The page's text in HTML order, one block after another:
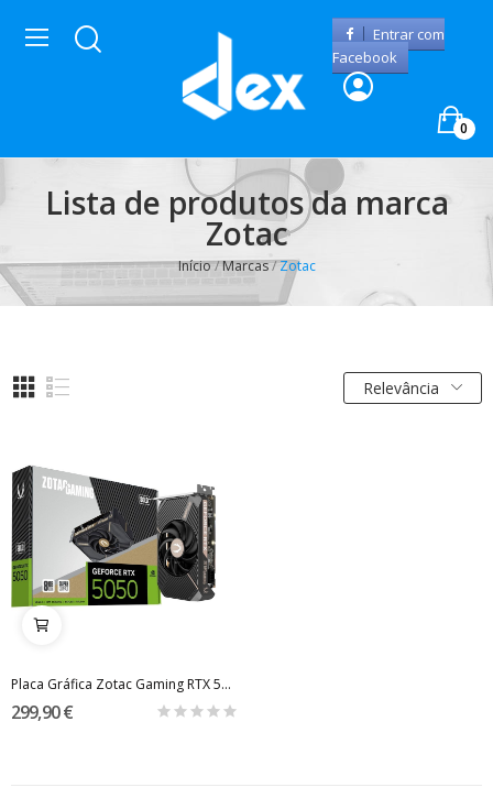
Entrar com
Facebook
0
Lista de produtos da marca
Zotac
Início Marcas Zotac
Relevância
Placa Gráfica Zotac Gaming RTX 5050 SOLO 8GB...
299,90 €